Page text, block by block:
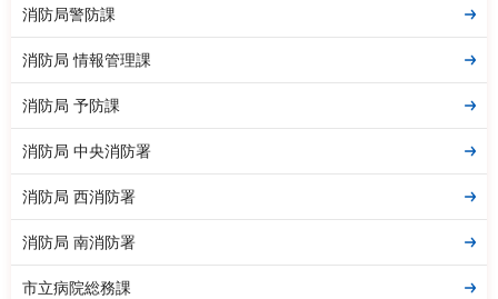
消防局警防課
消防局 情報管理課
消防局 予防課
消防局 中央消防署
消防局 西消防署
消防局 南消防署
市立病院総務課